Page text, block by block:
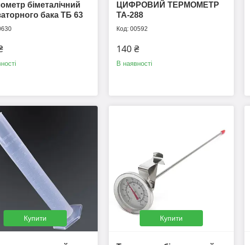
біметалічний
бака ТБ 63
ЦИФРОВИЙ ТЕРМОМЕТР
TA-288
00592
140 ₴
В наявності
Купити Купити